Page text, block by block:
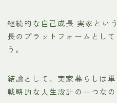
継続的な自己成長 実家とい
長のプラットフォームとし
う。
結論として、実家暮らしは
戦略的な人生設計の一つなの